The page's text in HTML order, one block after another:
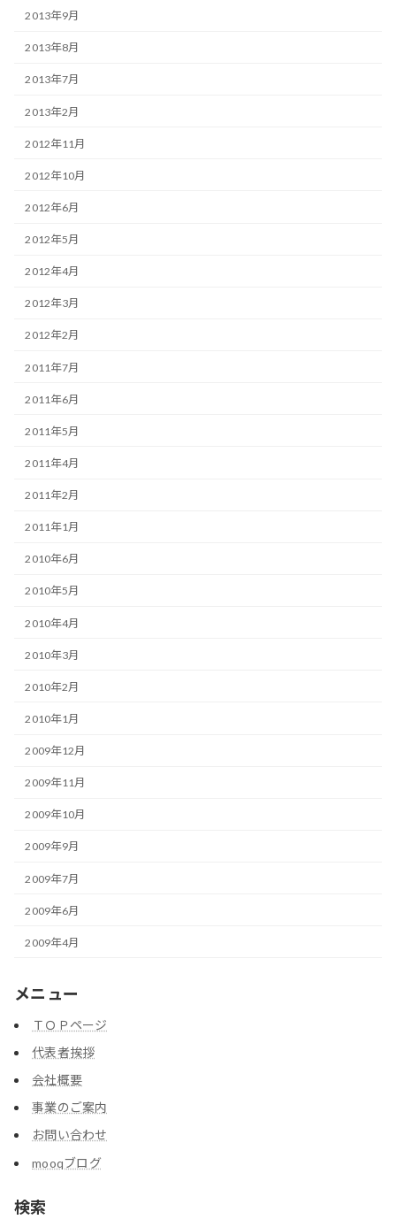
2013年9月
2013年8月
2013年7月
2013年2月
2012年11月
2012年10月
2012年6月
2012年5月
2012年4月
2012年3月
2012年2月
2011年7月
2011年6月
2011年5月
2011年4月
2011年2月
2011年1月
2010年6月
2010年5月
2010年4月
2010年3月
2010年2月
2010年1月
2009年12月
2009年11月
2009年10月
2009年9月
2009年7月
2009年6月
2009年4月
メニュー
ＴＯＰページ
代表者挨拶
会社概要
事業のご案内
お問い合わせ
mooqブログ
検索